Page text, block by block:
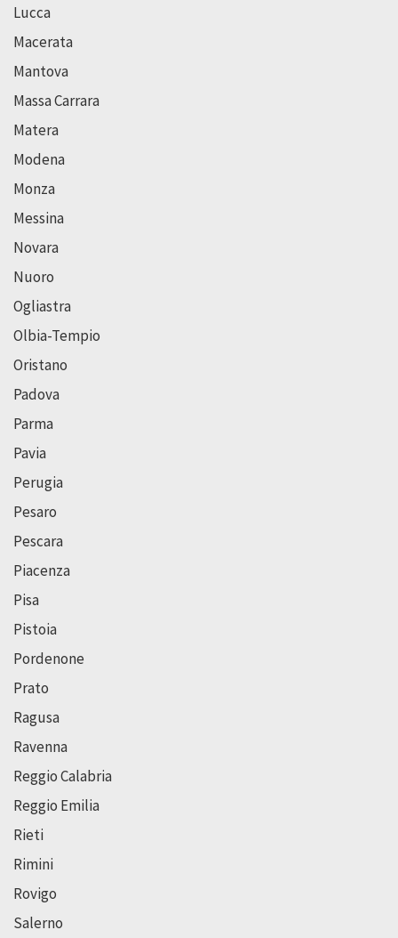
Lucca
Macerata
Mantova
Massa Carrara
Matera
Modena
Monza
Messina
Novara
Nuoro
Ogliastra
Olbia-Tempio
Oristano
Padova
Parma
Pavia
Perugia
Pesaro
Pescara
Piacenza
Pisa
Pistoia
Pordenone
Prato
Ragusa
Ravenna
Reggio Calabria
Reggio Emilia
Rieti
Rimini
Rovigo
Salerno